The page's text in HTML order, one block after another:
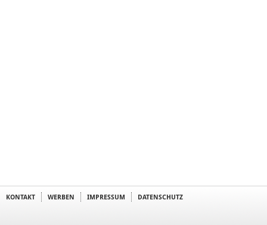
KONTAKT WERBEN IMPRESSUM DATENSCHUTZ